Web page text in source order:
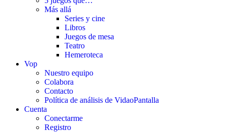
Más allá
Series y cine
Libros
Juegos de mesa
Teatro
Hemeroteca
Vop
Nuestro equipo
Colabora
Contacto
Política de análisis de VidaoPantalla
Cuenta
Conectarme
Registro